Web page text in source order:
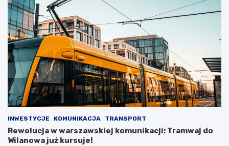
INWESTYCJE KOMUNIKACJA TRANSPORT
Rewolucja w warszawskiej komunikacji: Tramwaj do
Wilanowa już kursuje!